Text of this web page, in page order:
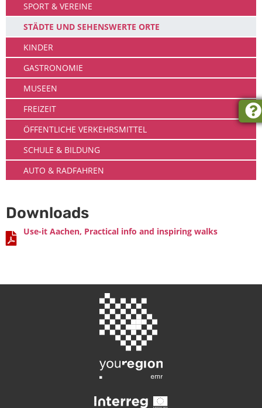
SPORT & VEREINE
STÄDTE UND SEHENSWERTE ORTE
KINDER
GASTRONOMIE
MUSEEN
FREIZEIT
ÖFFENTLICHE VERKEHRSMITTEL
SCHULE & BILDUNG
AUTO & RADFAHREN
Downloads
Use-it Aachen, Practical info and inspiring walks